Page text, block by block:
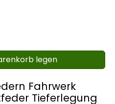
Fahrwerk
Tieferlegung
legen